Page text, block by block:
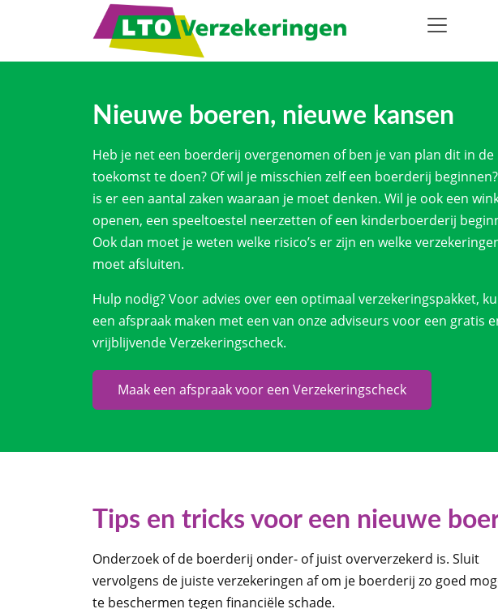
Nieuwe boeren, nieuwe kansen
Heb je net een boerderij overgenomen of ben je van plan dit in de
toekomst te doen? Of wil je misschien zelf een boerderij
is er een aantal zaken waaraan je moet denken. Wil je ook een
openen, een speeltoestel neerzetten of een kinderboerderij
Ook dan moet je weten welke risico’s er zijn en welke
moet afsluiten.
Hulp nodig? Voor advies over een optimaal verzekeringspakket,
een afspraak maken met een van onze adviseurs voor een gratis
vrijblijvende Verzekeringscheck.
Maak een afspraak voor een Verzekeringscheck
Tips en tricks voor een nieuwe
Onderzoek of de boerderij onder- of juist oververzekerd is. Sluit
vervolgens de juiste verzekeringen af om je boerderij zo goed
te beschermen tegen financiële schade.